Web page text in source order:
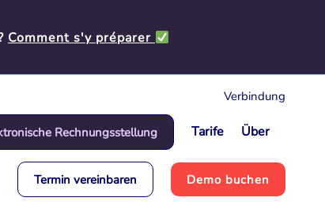
Comment s'y préparer
Verbindung
Rechnungsstellung Tarife Über
Termin vereinbaren Demo buchen